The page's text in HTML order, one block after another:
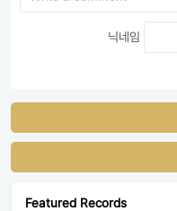
닉네임
Featured Records